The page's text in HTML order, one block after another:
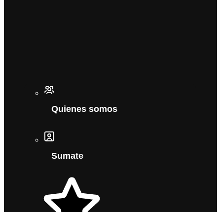
Quienes somos
Sumate